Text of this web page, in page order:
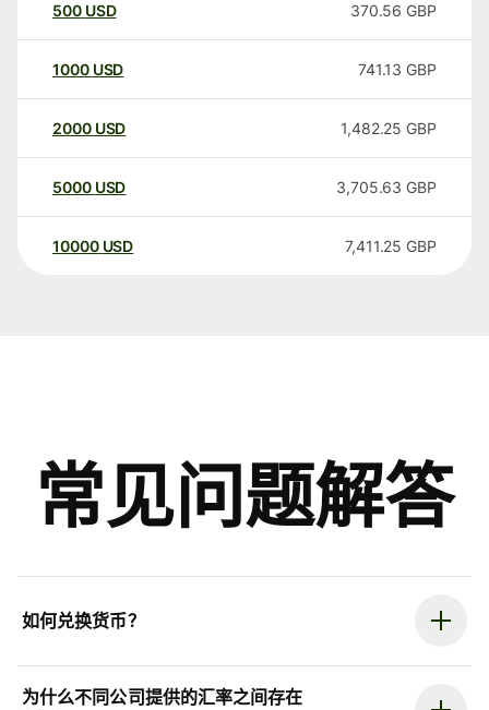
500 USD 370.56 GBP
1000 USD 741.13 GBP
2000 USD 1,482.25 GBP
5000 USD 3,705.63 GBP
10000 USD 7,411.25 GBP
常见问题解答
如何兑换货币？
为什么不同公司提供的汇率之间存在